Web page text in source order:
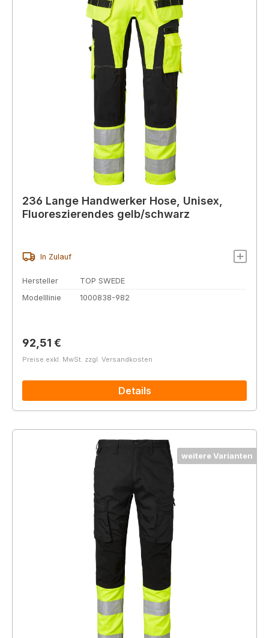
236 Lange Handwerker Hose, Unisex,
Fluoreszierendes gelb/schwarz
In Zulauf
Hersteller
TOP SWEDE
Modelllinie
1000838-982
Regulärer Preis:
92,51 €
Preise exkl. MwSt. zzgl. Versandkosten
Details
weitere Varianten